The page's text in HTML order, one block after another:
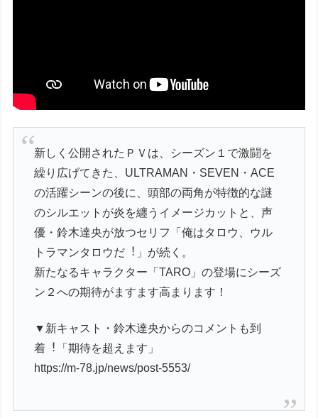
新しく公開されたＰＶは、シーズン１で激闘を
繰り広げてきた、ULTRAMAN・SEVEN・ACE
の活躍シーンの後に、頭部の両角が特徴的な謎
のシルエットが炎を纏うイメージカットと、声
優・鈴⽊達央が放つセリフ「俺はタロウ、ウル
トラマンタロウだ︕」が続く。
新たなるキャラクター「TARO」の登場にシーズ
ン２への期待がますます高まります！
▼新キャスト・鈴⽊達央からのコメントも到
着︕「期待を超えます」
https://m-78.jp/news/post-5553/